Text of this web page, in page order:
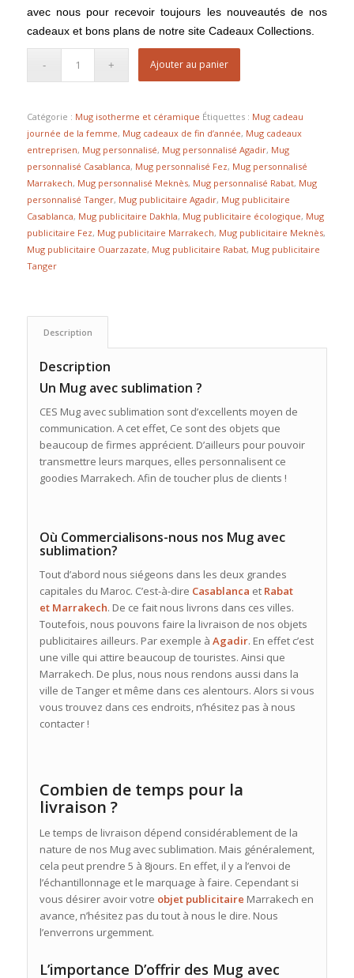
avec nous pour recevoir toujours les nouveautés de nos
cadeaux et bons plans de notre site Cadeaux Collections.
Ajouter au panier
Catégorie : Mug isotherme et céramique Étiquettes : Mug cadeau
journée de la femme, Mug cadeaux de fin d’année, Mug cadeaux
entreprisen, Mug personnalisé, Mug personnalisé Agadir, Mug
personnalisé Casablanca, Mug personnalisé Fez, Mug personnalisé
Marrakech, Mug personnalisé Meknès, Mug personnalisé Rabat, Mug
personnalisé Tanger, Mug publicitaire Agadir, Mug publicitaire
Casablanca, Mug publicitaire Dakhla, Mug publicitaire écologique, Mug
publicitaire Fez, Mug publicitaire Marrakech, Mug publicitaire Meknès,
Mug publicitaire Ouarzazate, Mug publicitaire Rabat, Mug publicitaire
Tanger
Description
Description
Un Mug avec sublimation ?
CES Mug avec sublimation sont d’excellents moyen de
communication. A cet effet, Ce sont des objets que
beaucoup de firmes apprécient. D’ailleurs pour pouvoir
transmettre leurs marques, elles personnalisent ce
goodies Marrakech. Afin de toucher plus de clients !
Où Commercialisons-nous nos Mug avec
sublimation?
Tout d’abord nous siégeons dans les deux grandes
capitales du Maroc. C’est-à-dire Casablanca et Rabat
et Marrakech. De ce fait nous livrons dans ces villes.
Toutefois, nous pouvons faire la livraison de nos objets
publicitaires ailleurs. Par exemple à Agadir. En effet c’est
une ville qui attire beaucoup de touristes. Ainsi que
Marrakech. De plus, nous nous rendons aussi dans la
ville de Tanger et même dans ces alentours. Alors si vous
vous trouvez dans ces endroits, n’hésitez pas à nous
contacter !
Combien de temps pour la
livraison ?
Le temps de livraison dépend considérablement de la
nature de nos Mug avec sublimation. Mais généralement,
cela peut prendre 5 à 8jours. En effet, il y a l’envoi de
l’échantillonnage et le marquage à faire. Cependant si
vous désirer avoir votre objet publicitaire Marrakech en
avance, n’hésitez pas du tout à nous le dire. Nous
l’enverrons urgemment.
L’importance D’offrir des Mug avec